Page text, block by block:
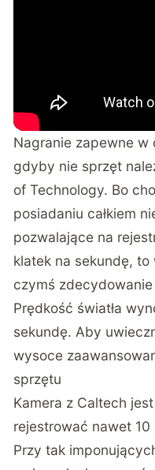
Nagranie zapewne w
gdyby nie sprzęt
of Technology. Bo
posiadaniu całkiem
pozwalające na
klatek na sekundę,
czymś
Prędkość światła
sekundę. Aby
wysoce
sprzętu
Kamera z Caltech
rejestrować nawet
Przy tak